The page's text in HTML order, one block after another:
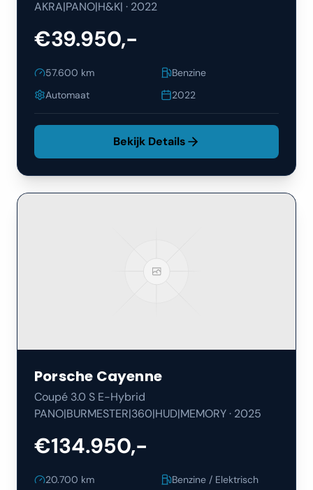
AKRA|PANO|H&K| · 2022
€39.950,-
57.600 km
Benzine
Automaat
2022
Bekijk Details
Porsche Cayenne
Coupé 3.0 S E-Hybrid
PANO|BURMESTER|360|HUD|MEMORY· 2025
€134.950,-
20.700 km Benzine / Elektrisch